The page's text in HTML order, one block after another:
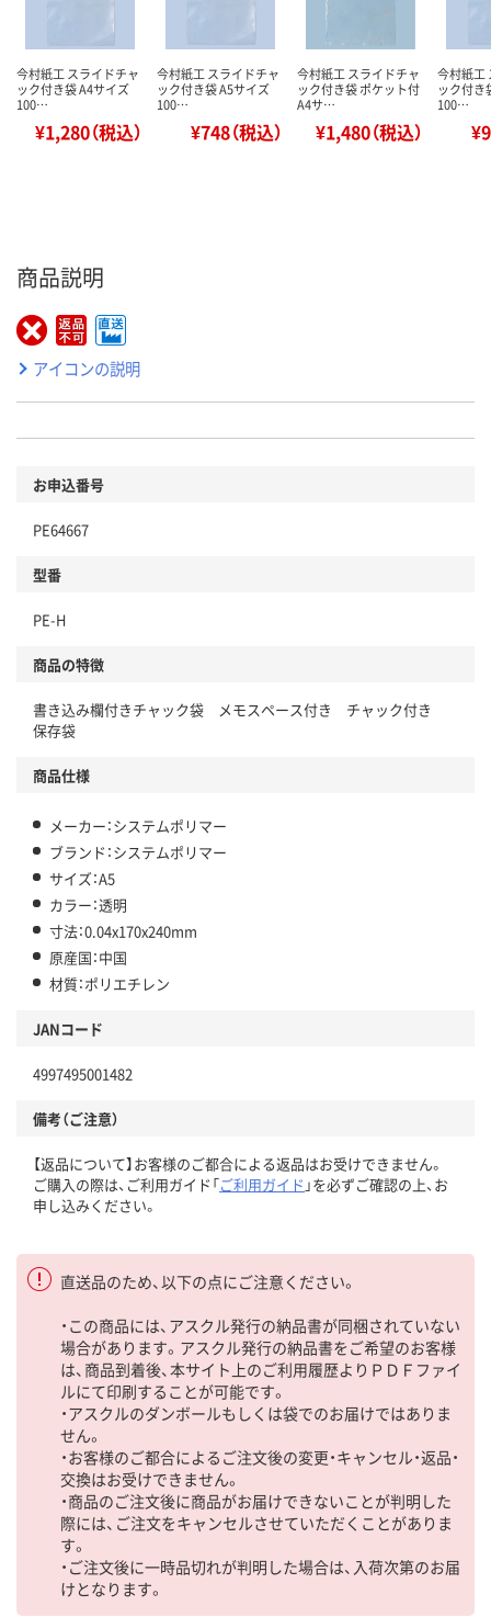
今村紙工 スライドチャ
ック付き袋 A4サイズ
100…
¥1,280（税込）
今村紙工 スライドチャ
ック付き袋 A5サイズ
100…
¥748（税込）
今村紙工 スライドチャ
ック付き袋 ポケット付
A4サ…
¥1,480（税込）
今村紙工
ック付き
100…
商品説明
アイコンの説明
お申込番号
PE64667
型番
PE-H
商品の特徴
書き込み欄付きチャック袋 メモスペース付き チャック付き
保存袋
商品仕様
メーカー：システムポリマー
ブランド：システムポリマー
サイズ：A5
カラー：透明
寸法：0.04x170x240mm
原産国：中国
材質：ポリエチレン
JANコード
4997495001482
備考（ご注意）
【返品について】お客様のご都合による返品はお受けできません。
ご購入の際は、ご利用ガイド「ご利用ガイド 」を必ずご確認の上、お
申し込みください。
直送品のため、以下の点にご注意ください。
・この商品には、アスクル発行の納品書が同梱されていない
場合があります。アスクル発行の納品書をご希望のお客様
は、商品到着後、本サイト上のご利用履歴よりＰＤＦファイ
ルにて印刷することが可能です。
・アスクルのダンボールもしくは袋でのお届けではありま
せん。
・お客様のご都合によるご注文後の変更・キャンセル・返品・
交換はお受けできません。
・商品のご注文後に商品がお届けできないことが判明した
際には、ご注文をキャンセルさせていただくことがありま
す。
・ご注文後に一時品切れが判明した場合は、入荷次第のお届
けとなります。